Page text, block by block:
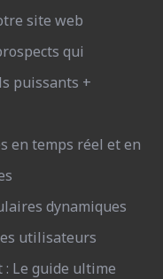
site web
qui
puissants +
en temps réel et en
dynamiques
utilisateurs
: Le guide ultime